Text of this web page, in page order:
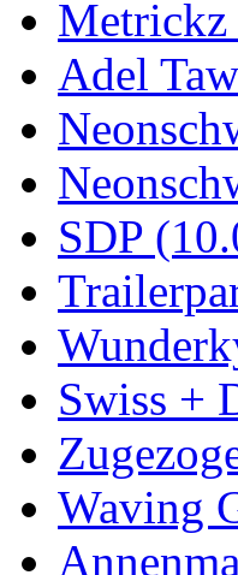
Metrickz
Adel
SDP
Swiss +
Waving